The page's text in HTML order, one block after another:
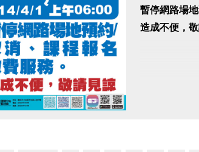
報名請先註
註冊、課程
暫停網路場
造成不便，